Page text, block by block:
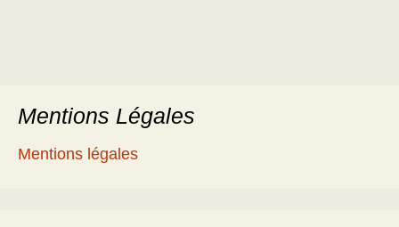
Mentions Légales
Mentions légales